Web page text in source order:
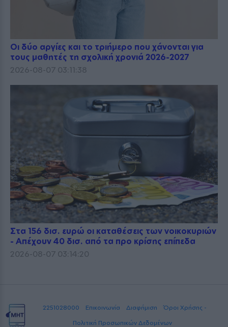
Οι δύο αργίες και το τριήμερο που χάνονται για
τους μαθητές τη σχολική χρονιά 2026-2027
2026-08-07 03:11:38
Στα 156 δισ. ευρώ οι καταθέσεις των νοικοκυριών
- Απέχουν 40 δισ. από τα προ κρίσης επίπεδα
2026-08-07 03:14:20
2251028000 Επικοινωνία Διαφήμιση
Όροι Χρήσης -
Πολιτική Προσωπικών Δεδομένων